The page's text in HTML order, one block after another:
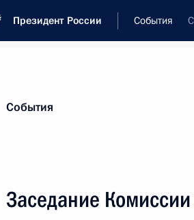
Президент России События
Новости
Все комиссии и советы
События
Заседание